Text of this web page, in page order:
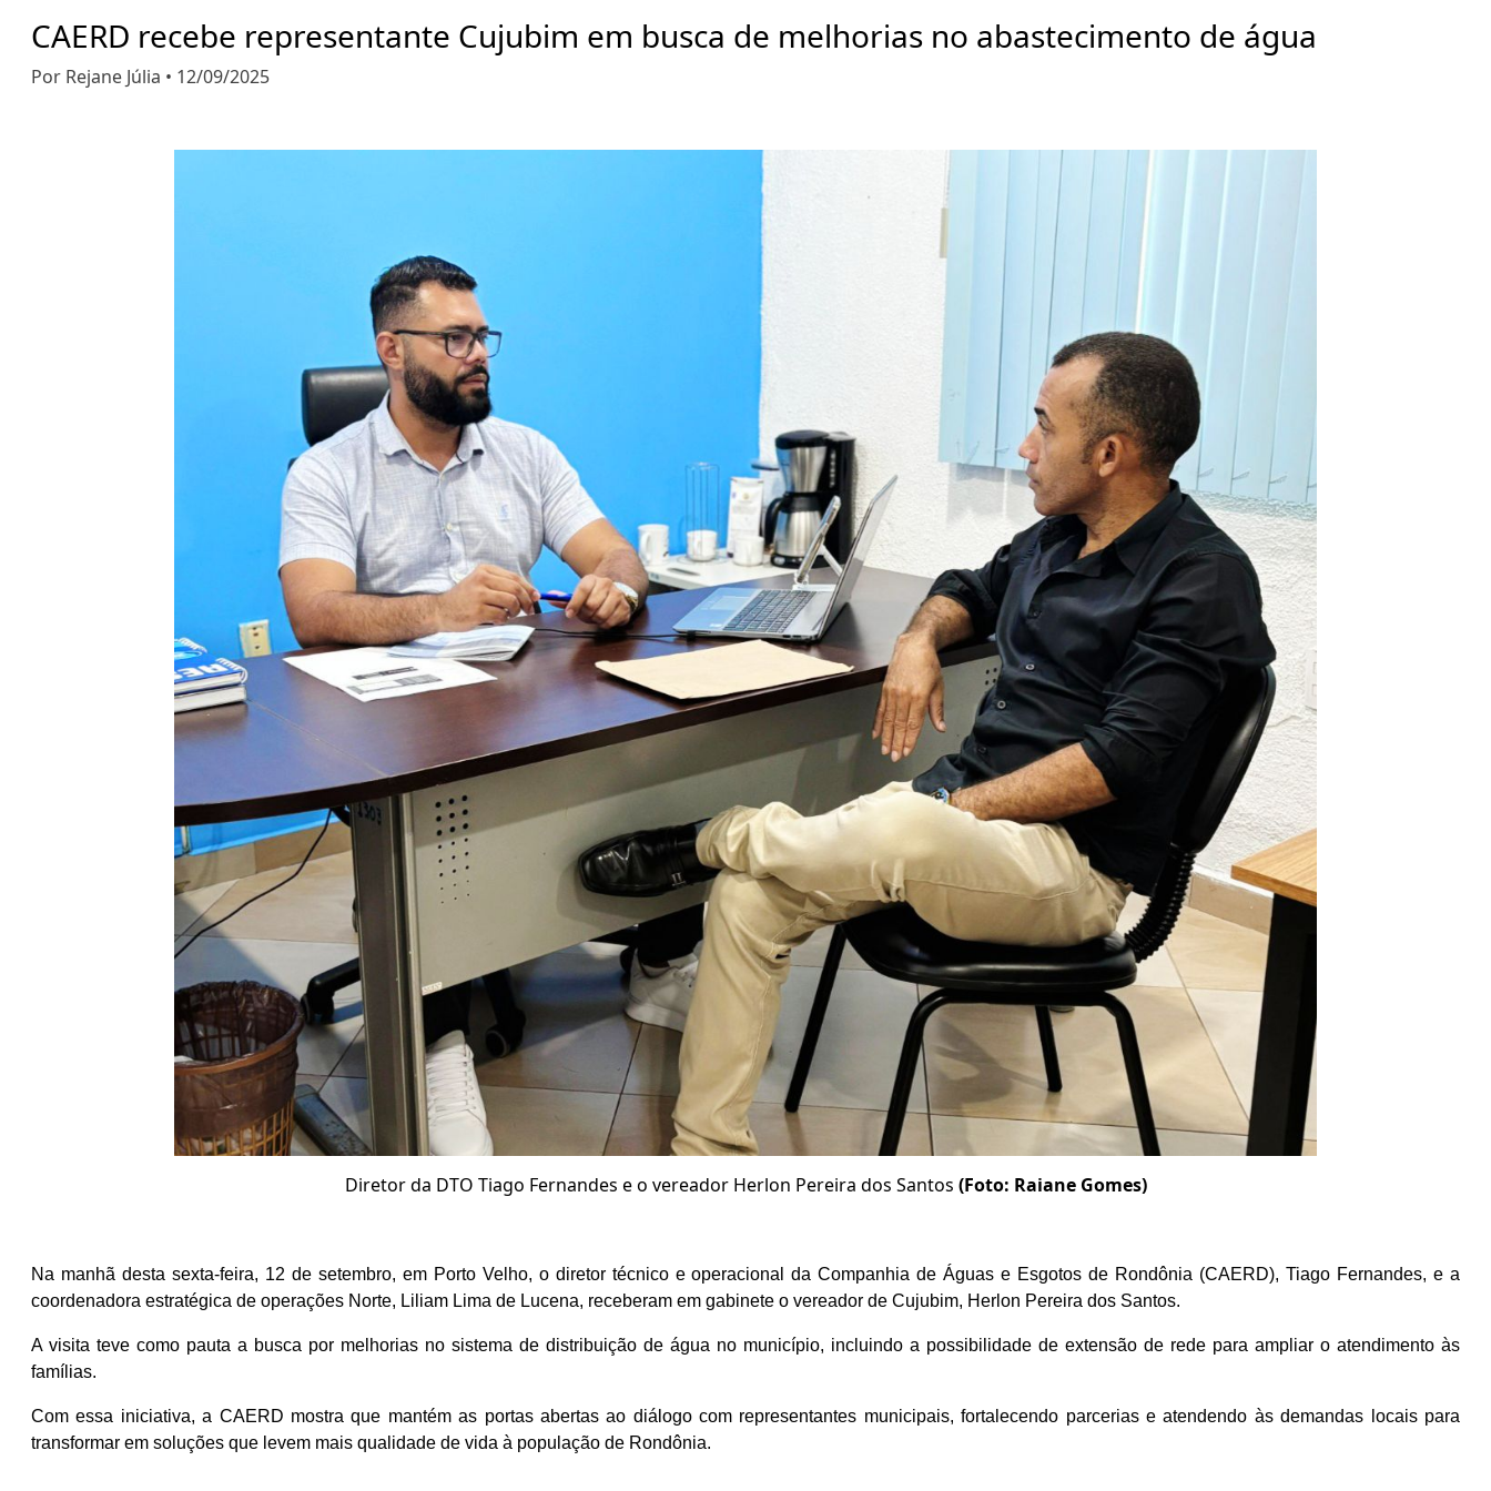
CAERD recebe representante Cujubim em busca de melhorias no abastecimento de água
Por Rejane Júlia • 12/09/2025
Diretor da DTO Tiago Fernandes e o vereador Herlon Pereira dos Santos (Foto: Raiane Gomes)
Na manhã desta sexta-feira, 12 de setembro, em Porto Velho, o diretor técnico e operacional da Companhia de Águas e Esgotos de Rondônia (CAERD), Tiago Fernandes, e a
coordenadora estratégica de operações Norte, Liliam Lima de Lucena, receberam em gabinete o vereador de Cujubim, Herlon Pereira dos Santos.
A visita teve como pauta a busca por melhorias no sistema de distribuição de água no município, incluindo a possibilidade de extensão de rede para ampliar o atendimento às
famílias.
Com essa iniciativa, a CAERD mostra que mantém as portas abertas ao diálogo com representantes municipais, fortalecendo parcerias e atendendo às demandas locais para
transformar em soluções que levem mais qualidade de vida à população de Rondônia.